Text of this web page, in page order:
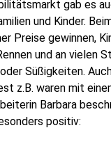
gab es
und Kinder.
Preise gewinnen,
und an vielen
Süßigkeiten.
z.B. waren mit
Barbara
positiv: